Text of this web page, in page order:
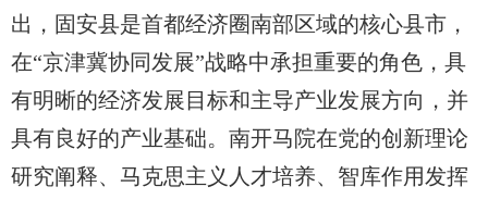
出，固安县是首都经济圈南部区域的核心县市，
在“京津冀协同发展”战略中承担重要的角色，具
有明晰的经济发展目标和主导产业发展方向，并
具有良好的产业基础。南开马院在党的创新理论
研究阐释、马克思主义人才培养、智库作用发挥